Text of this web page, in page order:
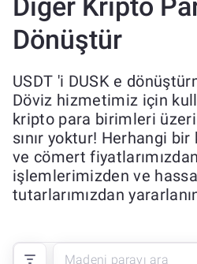
Diğer Kripto
Dönüştür
USDT 'i DUSK e
Döviz hizmetimiz için
kripto para birimleri
sınır yoktur! Herhangi
ve cömert
işlemlerimizden ve
tutarlarımızdan